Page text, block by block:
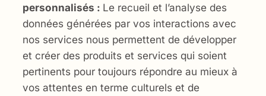
personnalisés : Le recueil et l’analyse des
données générées par vos interactions avec
nos services nous permettent de développer
et créer des produits et services qui soient
pertinents pour toujours répondre au mieux à
vos attentes en terme culturels et de